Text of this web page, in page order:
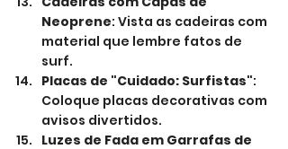
Neoprene: Vista as cadeiras com
material que lembre fatos de
surf.
Placas de "Cuidado: Surfistas":
Coloque placas decorativas com
avisos divertidos.
Luzes de Fada em Garrafas de